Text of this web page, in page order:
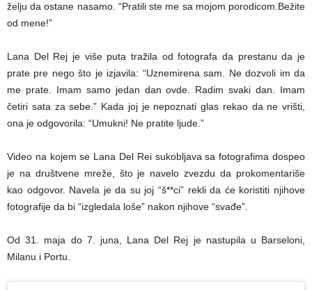
želju da ostane nasamo. “Pratili ste me sa mojom porodicom.Bežite
od mene!”
Lana Del Rej je više puta tražila od fotografa da prestanu da je
prate pre nego što je izjavila: “Uznemirena sam. Ne dozvoli im da
me prate. Imam samo jedan dan ovde. Radim svaki dan. Imam
četiri sata za sebe.” Kada joj je nepoznati glas rekao da ne vrišti,
ona je odgovorila: “Umukni! Ne pratite ljude.”
Video na kojem se Lana Del Rei sukobljava sa fotografima dospeo
je na društvene mreže, što je navelo zvezdu da prokomentariše
kao odgovor. Navela je da su joj “š**ci” rekli da će koristiti njihove
fotografije da bi “izgledala loše” nakon njihove “svađe”.
Od 31. maja do 7. juna, Lana Del Rej je nastupila u Barseloni,
Milanu i Portu.